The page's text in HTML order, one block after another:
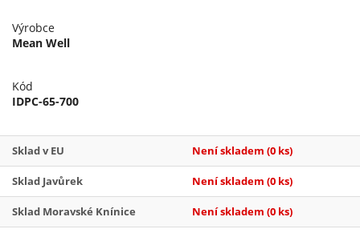
Výrobce
Mean Well
Kód
IDPC-65-700
Sklad v EU Není skladem (0 ks)
Sklad Javůrek Není skladem (0 ks)
Sklad Moravské Knínice Není skladem (0 ks)